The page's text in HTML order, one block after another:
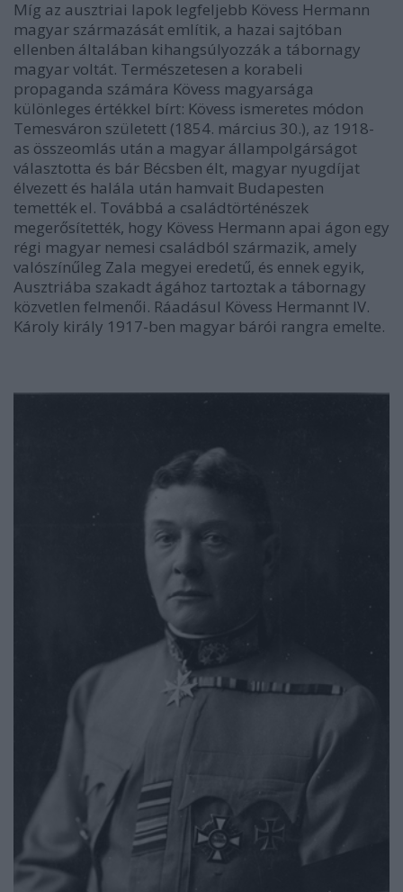
Míg az ausztriai lapok legfeljebb Kövess Hermann
magyar származását említik, a hazai sajtóban
ellenben általában kihangsúlyozzák a tábornagy
magyar voltát. Természetesen a korabeli
propaganda számára Kövess magyarsága
különleges értékkel bírt: Kövess ismeretes módon
Temesváron született (1854. március 30.), az 1918-
as összeomlás után a magyar állampolgárságot
választotta és bár Bécsben élt, magyar nyugdíjat
élvezett és halála után hamvait Budapesten
temették el. Továbbá a családtörténészek
megerősítették, hogy Kövess Hermann apai ágon egy
régi magyar nemesi családból származik, amely
valószínűleg Zala megyei eredetű, és ennek egyik,
Ausztriába szakadt ágához tartoztak a tábornagy
közvetlen felmenői. Ráadásul Kövess Hermannt IV.
Károly király 1917-ben magyar bárói rangra emelte.